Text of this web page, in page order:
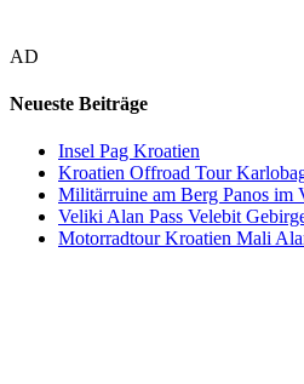
AD
Neueste Beiträge
Insel Pag Kroatien
Kroatien Offroad Tour
Militärruine am Berg Panos im
Veliki Alan Pass Velebit
Motorradtour Kroatien Mali